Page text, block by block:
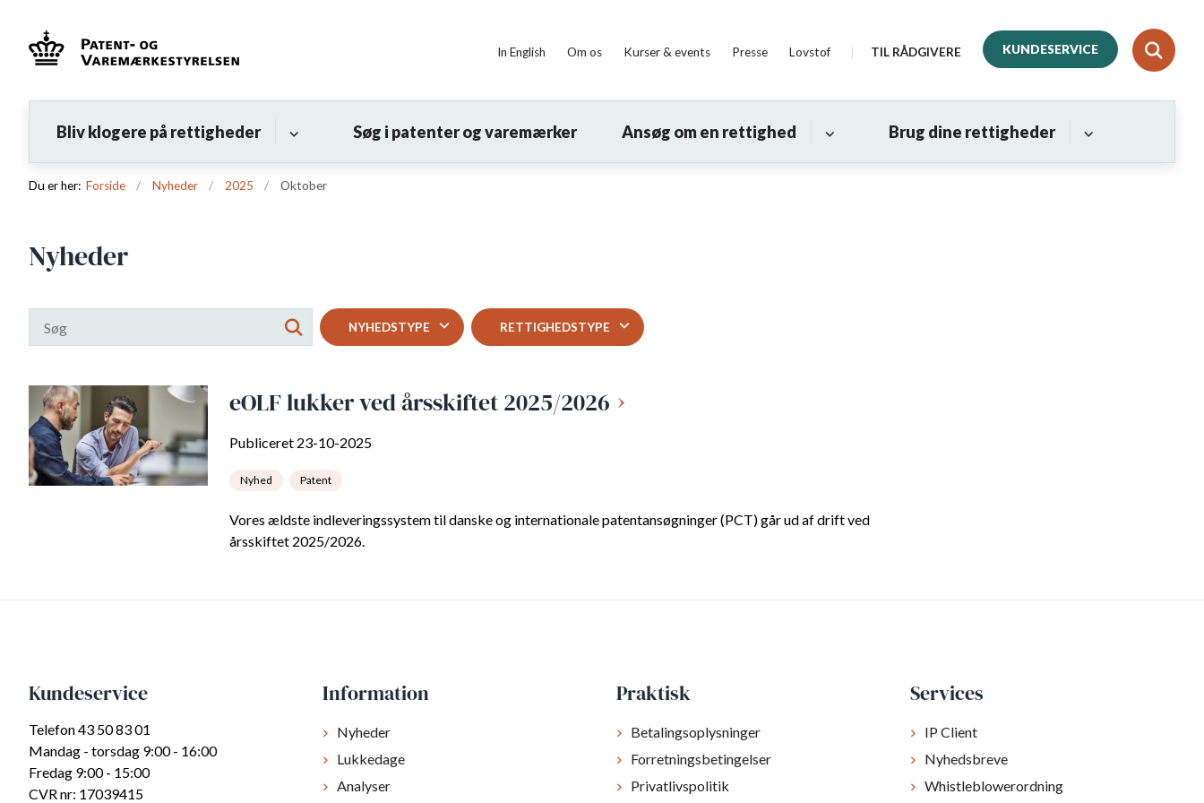
In English Om os Kurser & events Presse Lovstof TIL RÅDGIVERE KUNDESERVICE
Bliv klogere på rettigheder Søg i patenter og varemærker Ansøg om en rettighed Brug dine rettigheder
Du er her: Forside Nyheder 2025 Oktober
Nyheder
NYHEDSTYPE RETTIGHEDSTYPE
eOLF lukker ved årsskiftet 2025/2026
Publiceret 23-10-2025
Nyhed Patent
Vores ældste indleveringssystem til danske og internationale patentansøgninger (PCT) går ud af drift ved
årsskiftet 2025/2026.
Kundeservice
Telefon 43 50 83 01
Mandag - torsdag 9:00 - 16:00
Fredag 9:00 - 15:00
CVR nr: 17039415
Information
Nyheder
Lukkedage
Analyser
Praktisk
Betalingsoplysninger
Forretningsbetingelser
Privatlivspolitik
Services
IP Client
Nyhedsbreve
Whistleblowerordning